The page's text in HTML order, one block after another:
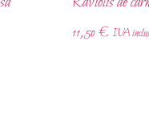
11,50€ IVA